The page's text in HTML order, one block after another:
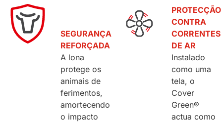
SEGURANÇA
REFORÇADA
A lona
protege os
animais de
ferimentos,
amortecendo
o impacto
PROTECÇÃO
CONTRA
CORRENTES
DE AR
Instalado
como uma
tela, o
Cover
Green®
actua como